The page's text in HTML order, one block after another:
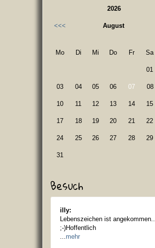
2026
<<< August
Mo Di Mi Do Fr Sa
01
03 04 05 06 07 08
10 11 12 13 14 15
17 18 19 20 21 22
24 25 26 27 28 29
31
Besuch
illy:
Lebenszeichen ist angekommen..
;-)Hoffentlich
...mehr